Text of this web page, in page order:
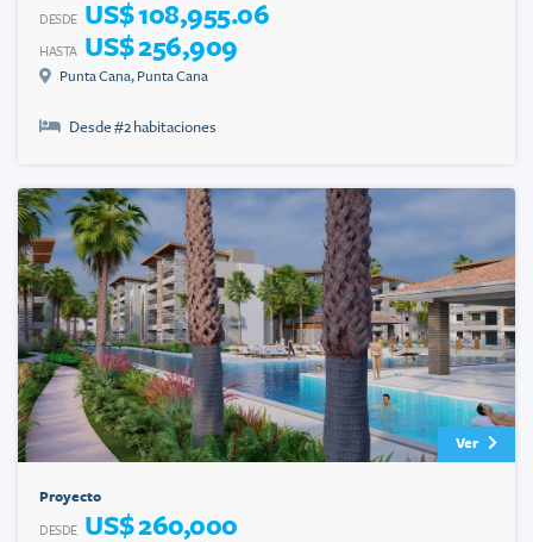
DESDE US$ 108,955.06
HASTA US$ 256,909
Punta Cana, Punta Cana
Desde #2 habitaciones
Ver
Proyecto
DESDE US$ 260,000